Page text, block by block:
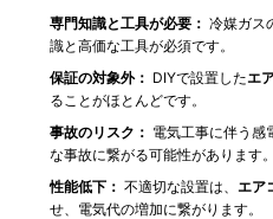
専門知識と工具が必要： 冷媒ガス
識と高価な工具が必須です。
保証の対象外： DIYで設置したエ
ることがほとんどです。
事故のリスク： 電気工事に伴う感
な事故に繋がる可能性があります。
性能低下： 不適切な設置は、エア
せ、電気代の増加に繋がります。